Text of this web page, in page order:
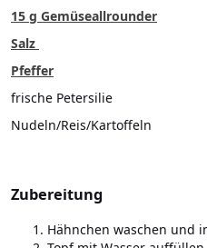
15 g Gemüseallrounder
Salz
Pfeffer
frische Petersilie
Nudeln/Reis/Kartoffeln
Zubereitung
Hähnchen waschen und